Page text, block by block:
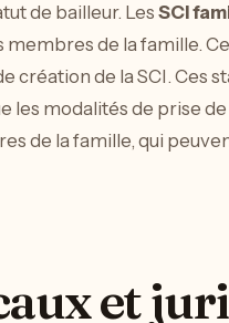
de bailleur. LesSCI
membres de la famille.
création de la SCI.
les modalités de prise
de la famille, qui
et